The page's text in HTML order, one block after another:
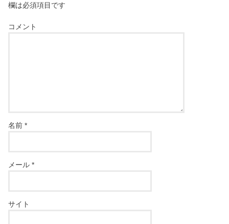
欄は必須項目です
コメント
名前*
メール*
サイト